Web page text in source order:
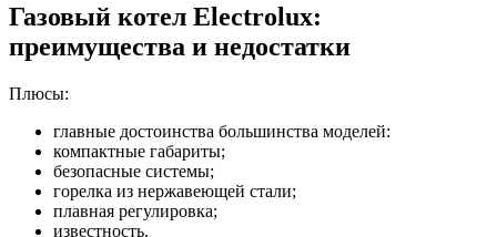
Газовый котел Electrolux:
преимущества и недостатки
Плюсы:
главные достоинства большинства моделей:
компактные габариты;
безопасные системы;
горелка из нержавеющей стали;
плавная регулировка;
известность.